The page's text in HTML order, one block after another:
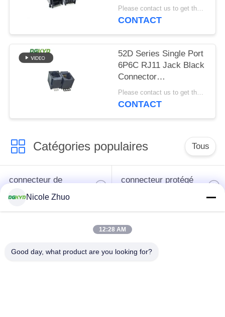
VIE
PRIVÉE
sans filtre
Please contact us to get the latest price. MOQ:Négociation
CONTACT
52D Series Single Port
6P6C RJ11 Jack Black
Connector
Please contact us to get the latest price. MOQ:Négociation
CONTACT
Catégories populaires Tous
connecteur de
l'Ethernet rj45
connecteur protégé
Port RJ45 simple
Nicole Zhuo
12:28 AM
Good day, what product are you looking for?